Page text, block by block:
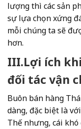
lượng thì các sản
sự lựa chọn xứng
mỗi chúng ta sẽ
hơn.
III.Lợi ích
đối tác vận
Buôn bán hàng
dàng, đặc biệt là
Thế nhưng, cái khó